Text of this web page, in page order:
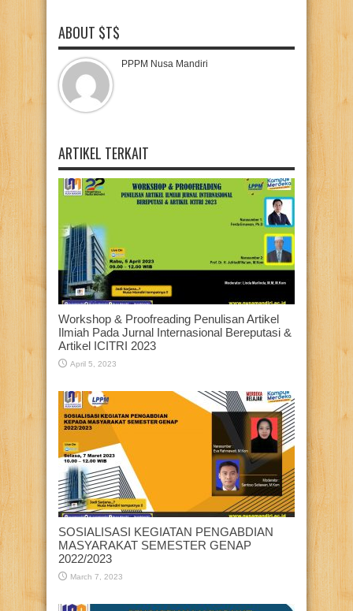
ABOUT $T$
PPPM Nusa Mandiri
ARTIKEL TERKAIT
Workshop & Proofreading Penulisan Artikel
Ilmiah Pada Jurnal Internasional Bereputasi &
Artikel ICITRI 2023
April 5, 2023
SOSIALISASI KEGIATAN PENGABDIAN
MASYARAKAT SEMESTER GENAP
2022/2023
March 7, 2023